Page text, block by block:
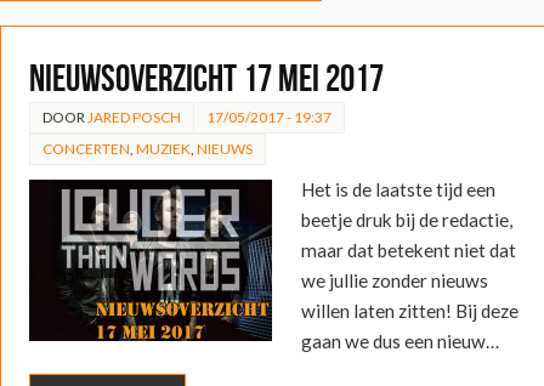
Nieuwsoverzicht 17 mei 2017
DOOR JARED POSCH
17/05/2017 - 19:37
CONCERTEN MUZIEK NIEUWS
Het is de laatste tijd een
beetje druk bij de redactie,
maar dat betekent niet dat
we jullie zonder nieuws
willen laten zitten! Bij deze
gaan we dus een nieuw…